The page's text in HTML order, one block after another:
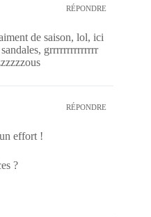
RÉPONDRE
de saison, lol, ici
grrrrrrrrrrrrrr
RÉPONDRE
effort !
?